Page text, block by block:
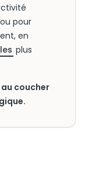
pour
en
plus
coucher